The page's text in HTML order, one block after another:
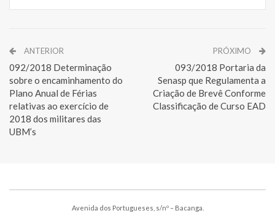
ANTERIOR
092/2018 Determinação
sobre o encaminhamento do
Plano Anual de Férias
relativas ao exercício de
2018 dos militares das
UBM’s
PRÓXIMO
093/2018 Portaria da
Senasp que Regulamenta a
Criação de Brevê Conforme
Classificação de Curso EAD
Avenida dos Portugueses, s/nº – Bacanga.